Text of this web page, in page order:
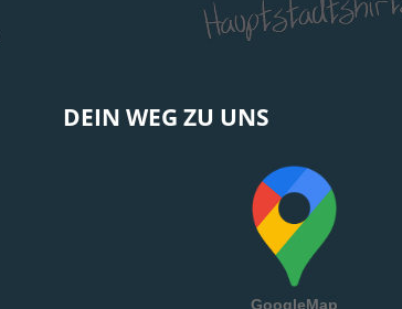
DEIN WEG ZU UNS